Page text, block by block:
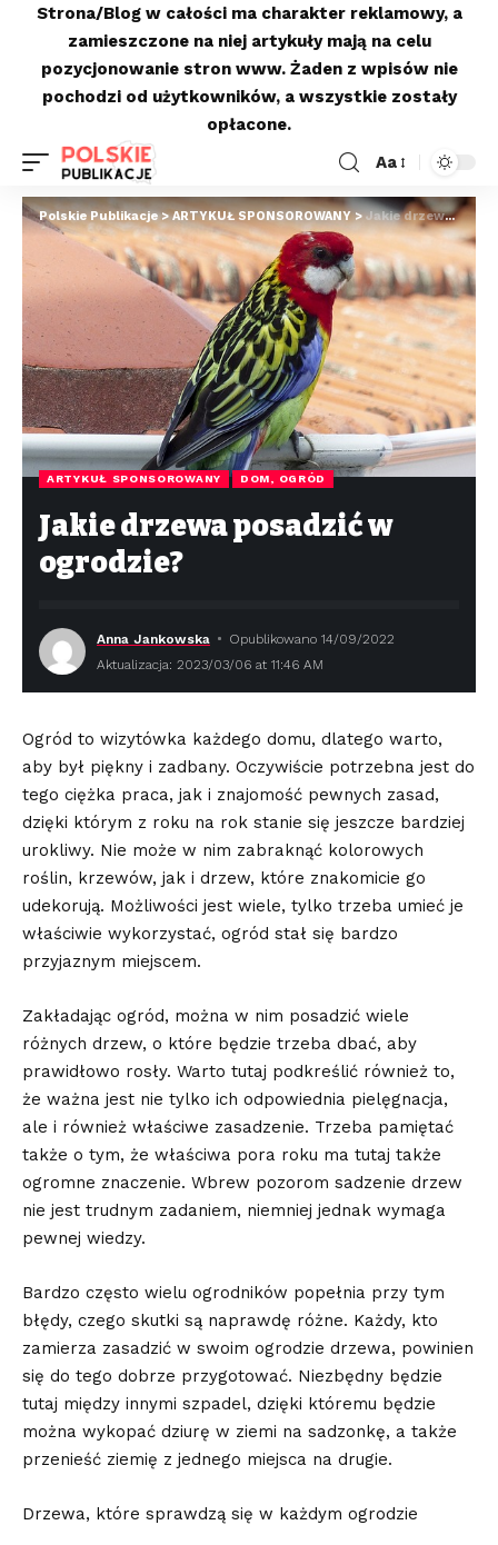
Strona/Blog w całości ma charakter reklamowy, a
zamieszczone na niej artykuły mają na celu
pozycjonowanie stron www. Żaden z wpisów nie
pochodzi od użytkowników, a wszystkie zostały
opłacone.
Aa
Polskie Publikacje>ARTYKUŁ SPONSOROWANY>Jakie drzewa posadzić w ogrodzie?
ARTYKUŁ SPONSOROWANY DOM, OGRÓD
Jakie drzewa posadzić w
ogrodzie?
Anna Jankowska
Opublikowano 14/09/2022
Aktualizacja: 2023/03/06 at 11:46 AM
Ogród to wizytówka każdego domu, dlatego warto,
aby był piękny i zadbany. Oczywiście potrzebna jest do
tego ciężka praca, jak i znajomość pewnych zasad,
dzięki którym z roku na rok stanie się jeszcze bardziej
urokliwy. Nie może w nim zabraknąć kolorowych
roślin, krzewów, jak i drzew, które znakomicie go
udekorują. Możliwości jest wiele, tylko trzeba umieć je
właściwie wykorzystać, ogród stał się bardzo
przyjaznym miejscem.
Zakładając ogród, można w nim posadzić wiele
różnych drzew, o które będzie trzeba dbać, aby
prawidłowo rosły. Warto tutaj podkreślić również to,
że ważna jest nie tylko ich odpowiednia pielęgnacja,
ale i również właściwe zasadzenie. Trzeba pamiętać
także o tym, że właściwa pora roku ma tutaj także
ogromne znaczenie. Wbrew pozorom sadzenie drzew
nie jest trudnym zadaniem, niemniej jednak wymaga
pewnej wiedzy.
Bardzo często wielu ogrodników popełnia przy tym
błędy, czego skutki są naprawdę różne. Każdy, kto
zamierza zasadzić w swoim ogrodzie drzewa, powinien
się do tego dobrze przygotować. Niezbędny będzie
tutaj między innymi szpadel, dzięki któremu będzie
można wykopać dziurę w ziemi na sadzonkę, a także
przenieść ziemię z jednego miejsca na drugie.
Drzewa, które sprawdzą się w każdym ogrodzie